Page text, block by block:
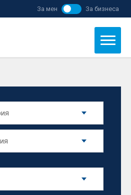
За мен За бизнеса